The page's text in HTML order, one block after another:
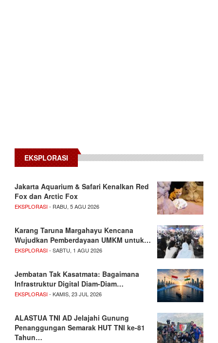
EKSPLORASI
Jakarta Aquarium & Safari Kenalkan Red
Fox dan Arctic Fox
EKSPLORASI- RABU, 5 AGU 2026
Karang Taruna Margahayu Kencana
Wujudkan Pemberdayaan UMKM untuk…
EKSPLORASI- SABTU, 1 AGU 2026
Jembatan Tak Kasatmata: Bagaimana
Infrastruktur Digital Diam-Diam…
EKSPLORASI- KAMIS, 23 JUL 2026
ALASTUA TNI AD Jelajahi Gunung
Penanggungan Semarak HUT TNI ke-81
Tahun…